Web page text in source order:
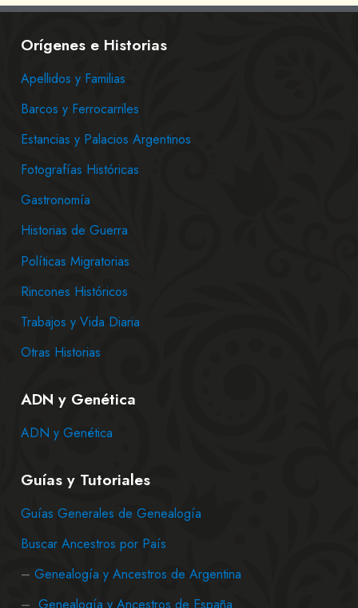
Orígenes e Historias
Apellidos y Familias
Barcos y Ferrocarriles
Estancias y Palacios Argentinos
Fotografías Históricas
Gastronomía
Historias de Guerra
Políticas Migratorias
Rincones Históricos
Trabajos y Vida Diaria
Otras Historias
ADN y Genética
ADN y Genética
Guías y Tutoriales
Guías Generales de Genealogía
Buscar Ancestros por País
– Genealogía y Ancestros de Argentina
– Genealogía y Ancestros de España